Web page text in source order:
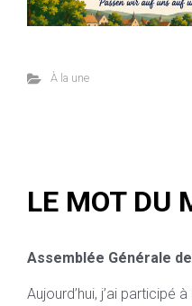
À la une
LE MOT DU
Assemblée Générale
Aujourd’hui, j’ai participé